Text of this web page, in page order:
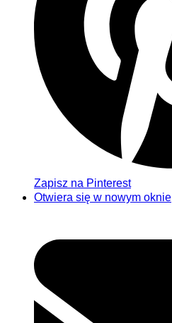
Zapisz na Pinterest
Otwiera się w nowym oknie